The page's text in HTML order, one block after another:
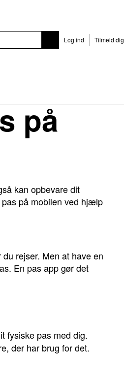
Log ind Tilmeld dig
på
kan opbevare dit
på mobilen ved hjælp
rejser. Men at have en
En pas app gør det
fysiske pas med dig.
der har brug for det.